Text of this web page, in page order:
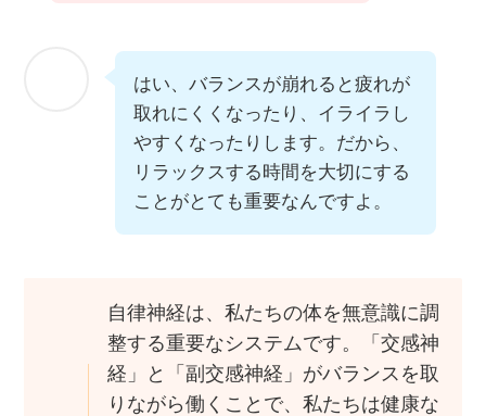
はい、バランスが崩れると疲れが
取れにくくなったり、イライラし
やすくなったりします。だから、
リラックスする時間を大切にする
ことがとても重要なんですよ。
自律神経は、私たちの体を無意識に調
整する重要なシステムです。「交感神
経」と「副交感神経」がバランスを取
りながら働くことで、私たちは健康な